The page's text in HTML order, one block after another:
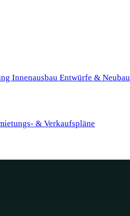
Innenausbau Entwürfe & Neubau
& Verkaufspläne